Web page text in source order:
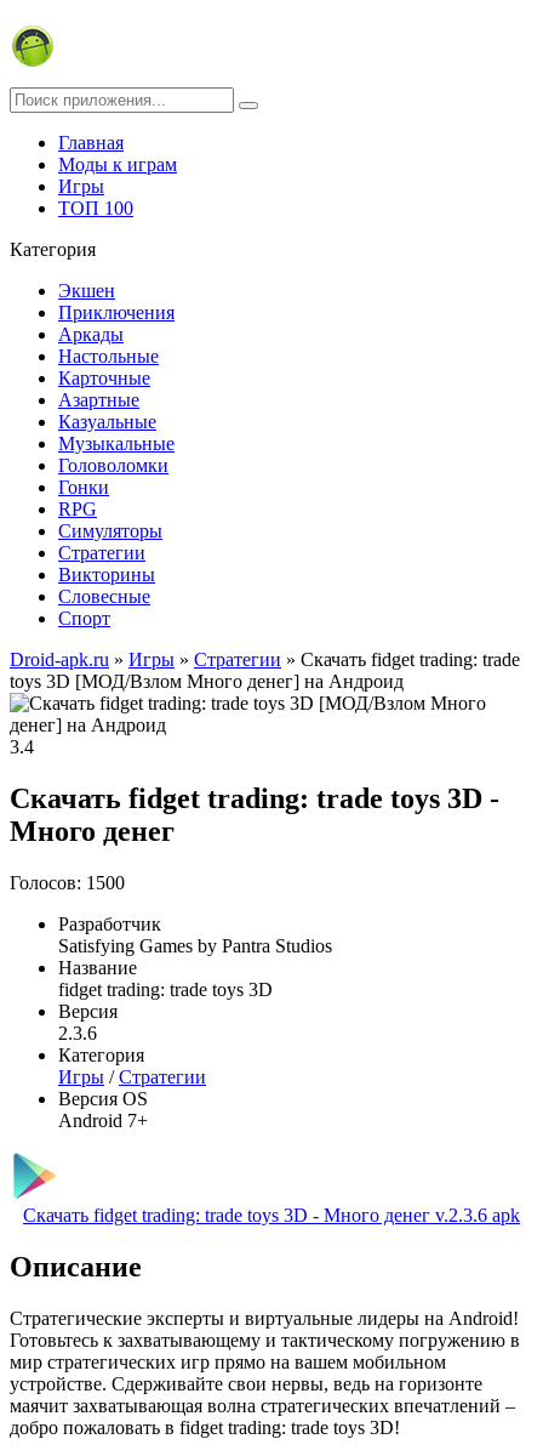
Главная
Моды к играм
Игры
ТОП 100
Категория
Экшен
Приключения
Аркады
Настольные
Карточные
Азартные
Казуальные
Музыкальные
Головоломки
Гонки
RPG
Симуляторы
Стратегии
Викторины
Словесные
Спорт
Droid-apk.ru » Игры » Стратегии » Скачать fidget trading: trade
toys 3D [МОД/Взлом Много денег] на Андроид
3.4
Скачать fidget trading: trade toys 3D -
Много денег
Голосов: 1500
Разработчик
Satisfying Games by Pantra Studios
Название
fidget trading: trade toys 3D
Версия
2.3.6
Категория
Игры /Стратегии
Версия OS
Android 7+
Скачать fidget trading: trade toys 3D - Много денег v.2.3.6 apk
Описание
Стратегические эксперты и виртуальные лидеры на Android!
Готовьтесь к захватывающему и тактическому погружению в
мир стратегических игр прямо на вашем мобильном
устройстве. Сдерживайте свои нервы, ведь на горизонте
маячит захватывающая волна стратегических впечатлений –
добро пожаловать в fidget trading: trade toys 3D!